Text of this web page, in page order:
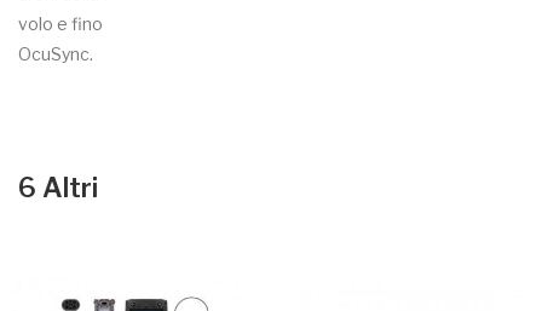
volo e fino a 7 km1 di distanza di trasmissione con il sistema
OcuSync.
6 Altri Prodotti Della Stessa Categoria: